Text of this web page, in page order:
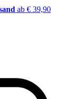
ab € 39,90